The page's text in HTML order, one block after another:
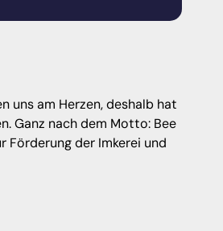
uns am Herzen, deshalb hat
Ganz nach dem Motto: Bee
Förderung der Imkerei und